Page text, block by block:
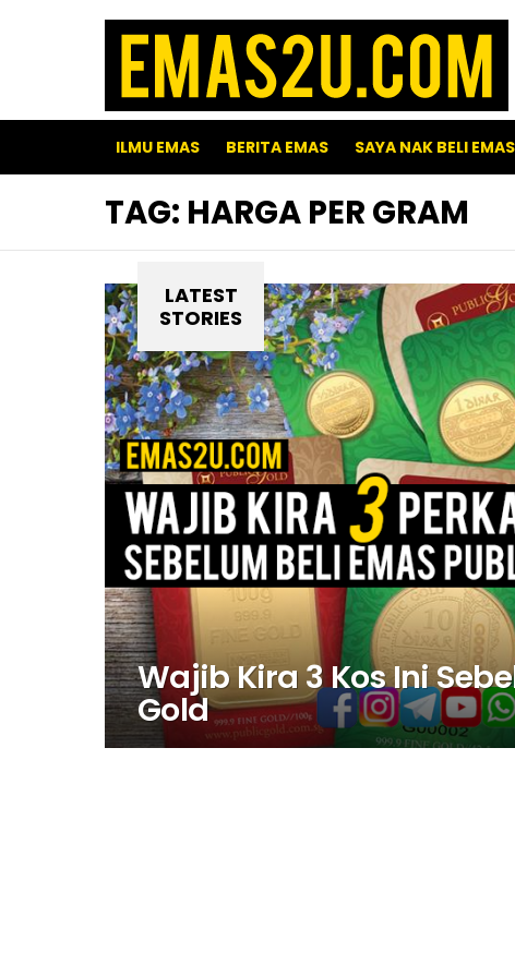
ILMU EMAS BERITA EMAS SAYA NAK BELI EMAS
TAG: HARGA PER GRAM
LATEST
STORIES
Wajib Kira 3 Kos Ini
Gold